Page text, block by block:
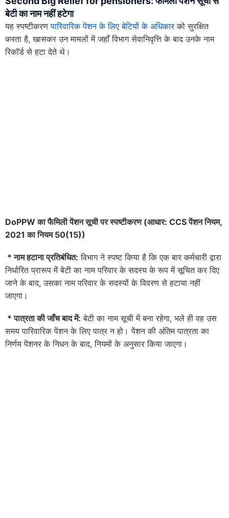
बेटी का नाम नहीं हटेगा
यह स्पष्टीकरणपारिवारिक पेंशन के लिए बेटियों के अधिकारको सुरक्षित
करता है, खासकर उन मामलों में जहाँ विभाग सेवानिवृत्ति के बाद उनके नाम
रिकॉर्ड से हटा देते थे।
DoPPW का फैमिली पेंशन सूची पर स्पष्टीकरण (आधार: CCS पेंशन नियम,
2021 का नियम 50(15))
*नाम हटाना प्रतिबंधित: विभाग ने स्पष्ट किया है कि एक बार कर्मचारी द्वारा
निर्धारित प्रारूप में बेटी का नाम परिवार के सदस्य के रूप में सूचित कर दिए
जाने के बाद, उसका नाम परिवार के सदस्यों के विवरण से हटाया नहीं
जाएगा।
*पात्रता की जाँच बाद में: बेटी का नाम सूची में बना रहेगा, भले ही वह उस
समय पारिवारिक पेंशन के लिए पात्र न हो। पेंशन की अंतिम पात्रता का
निर्णय पेंशनर के निधन के बाद, नियमों के अनुसार किया जाएगा।